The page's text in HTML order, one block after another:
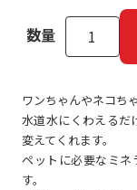
数量
ワンちゃんやネコち
水道水にくわえるだ
変えてくれます。
ペットに必要なミネ
す。